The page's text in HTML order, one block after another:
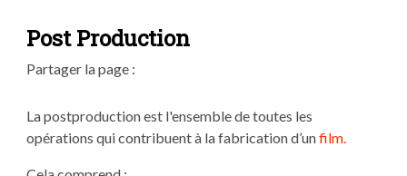
Post Production
Partager la page :
La postproduction est l'ensemble de toutes les
opérations qui contribuent à la fabrication d’unfilm.